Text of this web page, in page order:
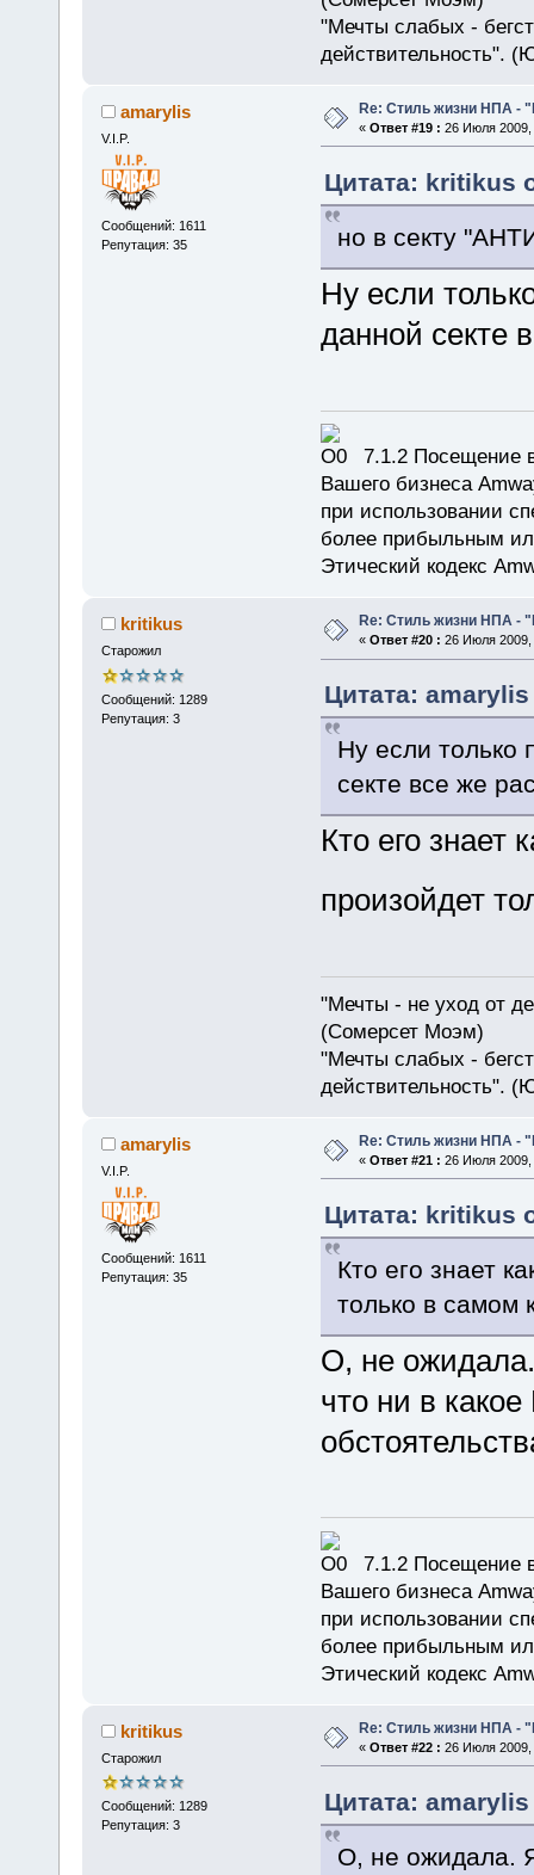
"Мечты слабых -
действительность".
amarylis
V.I.P.
Сообщений: 1611
Репутация: 35
Re: Стиль жизни НПА -
« Ответ #19 : 26 Июля 2009,
Цитата: kritikus
но в секту
Ну если
данной секте
7.1.2 Посещение
Вашего бизнеса
при использовании
более прибыльным
Этический кодекс
kritikus
Старожил
Сообщений: 1289
Репутация: 3
Re: Стиль жизни НПА -
« Ответ #20 : 26 Июля 2009,
Цитата:
Ну если только
секте все же
Кто его знает
произойдет
"Мечты - не уход от
(Сомерсет Моэм)
"Мечты слабых -
действительность".
amarylis
V.I.P.
Сообщений: 1611
Репутация: 35
Re: Стиль жизни НПА -
« Ответ #21 : 26 Июля 2009,
Цитата: kritikus
Кто его знает
только в самом
О, не
что ни в
7.1.2 Посещение
Вашего бизнеса
при использовании
более прибыльным
Этический кодекс
kritikus
Старожил
Сообщений: 1289
Репутация: 3
Re: Стиль жизни НПА -
« Ответ #22 : 26 Июля 2009,
Цитата:
О, не ожидала.